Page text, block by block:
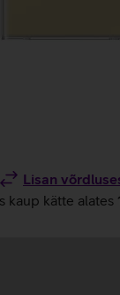
Lisan
kaup kätte alates